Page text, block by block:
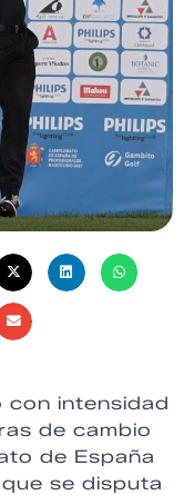
con intensidad
de cambio
de España
se disputa